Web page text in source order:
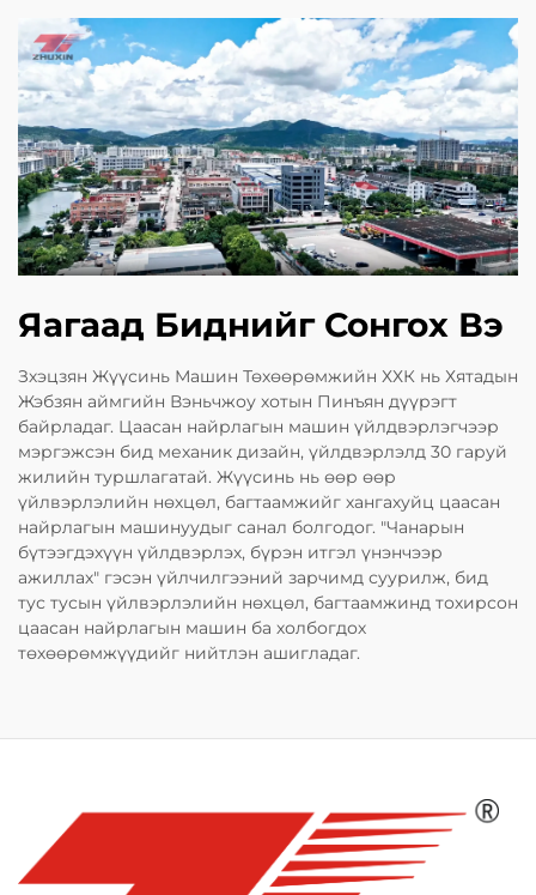
Яагаад Биднийг Сонгох Вэ
Зхэцзян Жүүсинь Машин Төхөөрөмжийн ХХК нь Хятадын
Жэбзян аймгийн Вэньчжоу хотын Пинъян дүүрэгт
байрладаг. Цаасан найрлагын машин үйлдвэрлэгчээр
мэргэжсэн бид механик дизайн, үйлдвэрлэлд 30 гаруй
жилийн туршлагатай. Жүүсинь нь өөр өөр
үйлвэрлэлийн нөхцөл, багтаамжийг хангахуйц цаасан
найрлагын машинуудыг санал болгодог. "Чанарын
бүтээгдэхүүн үйлдвэрлэх, бүрэн итгэл үнэнчээр
ажиллах" гэсэн үйлчилгээний зарчимд суурилж, бид
тус тусын үйлвэрлэлийн нөхцөл, багтаамжинд тохирсон
цаасан найрлагын машин ба холбогдох
төхөөрөмжүүдийг нийтлэн ашигладаг.